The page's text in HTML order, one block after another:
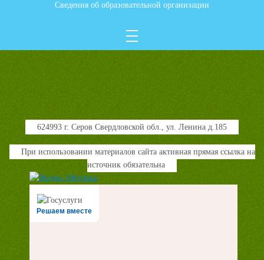
Сведения об образовательной организации
624993 г. Серов Свердловской обл., ул. Ленина д.185
При использовании материалов сайта активная прямая ссылка на
источник обязательна
Решаем вместе